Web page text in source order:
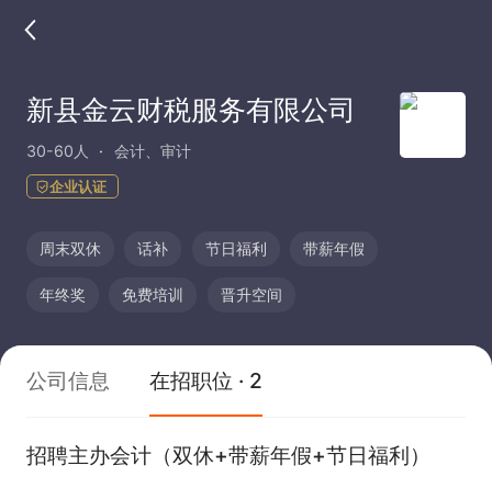
新县金云财税服务有限公司
30-60人 会计、审计
企业认证
周末双休 话补 节日福利 带薪年假
年终奖 免费培训 晋升空间
公司信息 在招职位 · 2
招聘主办会计（双休+带薪年假+节日福利）